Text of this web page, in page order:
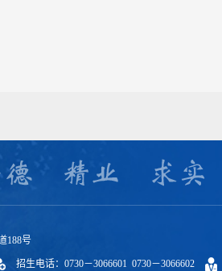
188号
招生电话：0730－3066601 0730－3066602